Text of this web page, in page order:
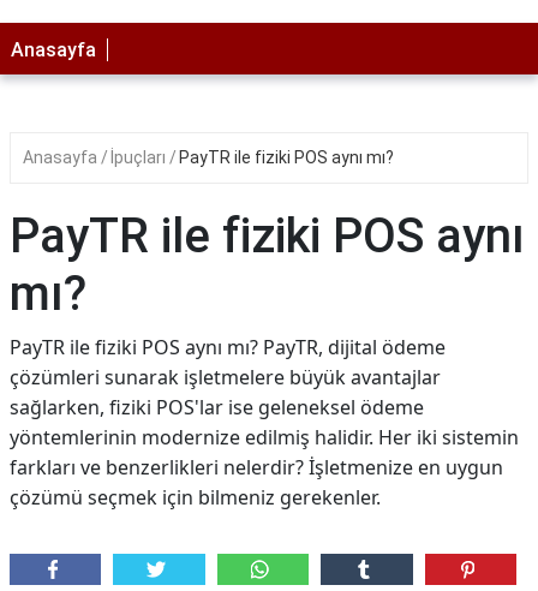
Anasayfa
Anasayfa İpuçları PayTR ile fiziki POS aynı mı?
PayTR ile fiziki POS aynı
mı?
PayTR ile fiziki POS aynı mı? PayTR, dijital ödeme
çözümleri sunarak işletmelere büyük avantajlar
sağlarken, fiziki POS'lar ise geleneksel ödeme
yöntemlerinin modernize edilmiş halidir. Her iki sistemin
farkları ve benzerlikleri nelerdir? İşletmenize en uygun
çözümü seçmek için bilmeniz gerekenler.